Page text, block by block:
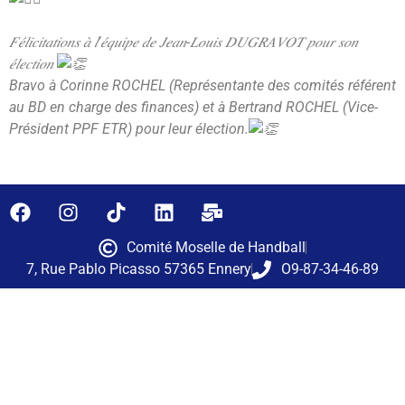
𝐹𝑒́𝑙𝑖𝑐𝑖𝑡𝑎𝑡𝑖𝑜𝑛𝑠 𝑎̀ 𝑙’𝑒́𝑞𝑢𝑖𝑝𝑒 𝑑𝑒 𝐽𝑒𝑎𝑛-𝐿𝑜𝑢𝑖𝑠 𝐷𝑈𝐺𝑅𝐴𝑉𝑂𝑇 𝑝𝑜𝑢𝑟 𝑠𝑜𝑛
𝑒́𝑙𝑒𝑐𝑡𝑖𝑜𝑛
Bravo à Corinne ROCHEL (Représentante des comités référent
au BD en charge des finances) et à Bertrand ROCHEL (Vice-
Président PPF ETR) pour leur élection.
Comité Moselle de Handball
7, Rue Pablo Picasso 57365 Ennery
O9-87-34-46-89